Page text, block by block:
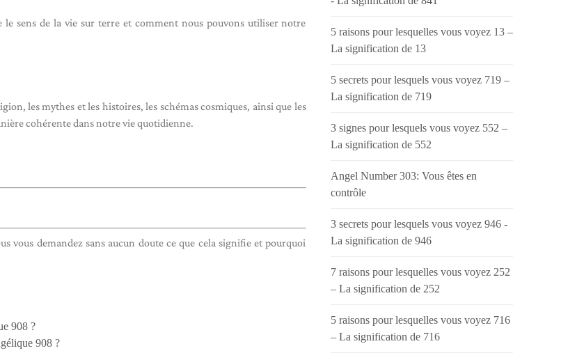
sens de la vie sur terre et comment nous pouvons utiliser notre
les mythes et les histoires, les schémas cosmiques, ainsi que les
cohérente dans notre vie quotidienne.
vous demandez sans aucun doute ce que cela signifie et pourquoi
908 ?
908 ?
5 raisons pour lesquelles vous voyez 13 –
La signification de 13
5 secrets pour lesquels vous voyez 719 –
La signification de 719
3 signes pour lesquels vous voyez 552 –
La signification de 552
Angel Number 303: Vous êtes en
contrôle
3 secrets pour lesquels vous voyez 946 -
La signification de 946
7 raisons pour lesquelles vous voyez 252
– La signification de 252
5 raisons pour lesquelles vous voyez 716
– La signification de 716